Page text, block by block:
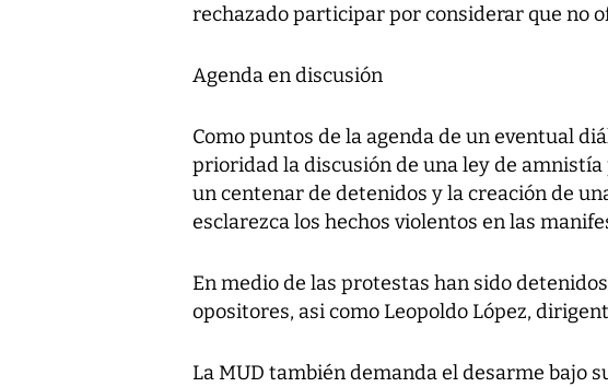
rechazado participar por considerar que no
Agenda en discusión
Como puntos de la agenda de un eventual
prioridad la discusión de una ley de
un centenar de detenidos y la creación de
esclarezca los hechos violentos en las
En medio de las protestas han sido
opositores, asi como Leopoldo López,
La MUD también demanda el desarme bajo